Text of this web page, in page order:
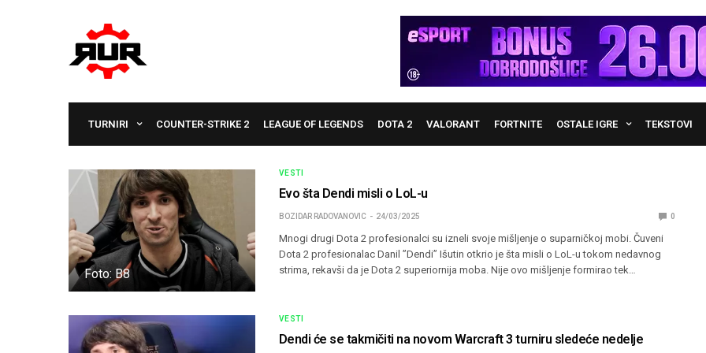
TURNIRI COUNTER-STRIKE 2 LEAGUE OF LEGENDS DOTA 2 VALORANT FORTNITE OSTALE IGRE TEKSTOVI
Foto: B8
VESTI
Evo šta Dendi misli o LoL-u
BOZIDAR RADOVANOVIC 24/03/2025 0
Mnogi drugi Dota 2 profesionalci su izneli svoje mišljenje o suparničkoj mobi. Čuveni
Dota 2 profesionalac Danil ”Dendi” Išutin otkrio je šta misli o LoL-u tokom nedavnog
strima, rekavši da je Dota 2 superiornija moba. Nije ovo mišljenje formirao tek…
VESTI
Dendi će se takmičiti na novom Warcraft 3 turniru sledeće nedelje